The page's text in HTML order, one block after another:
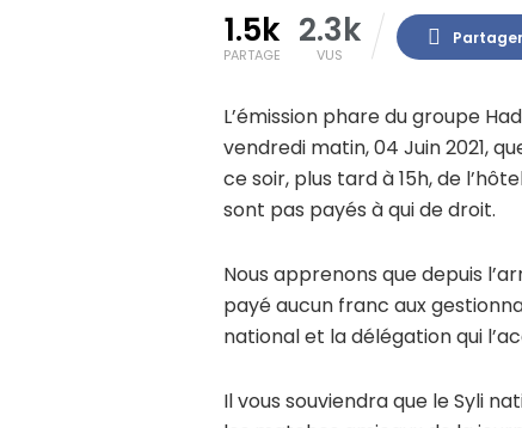
1.5k
PARTAGE
2.3k
VUS
L’émission phare du groupe
vendredi matin, 04 Juin 2021,
ce soir, plus tard à 15h, de
sont pas payés à qui de droit.
Nous apprenons que depuis
payé aucun franc aux
national et la délégation qui
Il vous souviendra que le Syli